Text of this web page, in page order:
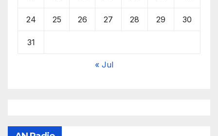
24 25 26 27 28 29 30
31
« Jul